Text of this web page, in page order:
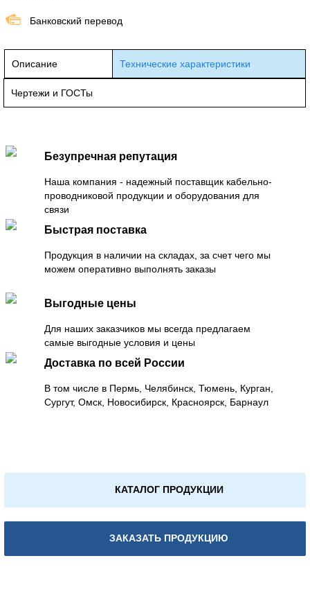
Банковский перевод
Описание Технические характеристики
Чертежи и ГОСТы
Безупречная репутация
Наша компания - надежный поставщик кабельно-
проводниковой продукции и оборудования для
связи
Быстрая поставка
Продукция в наличии на складах, за счет чего мы
можем оперативно выполнять заказы
Выгодные цены
Для наших заказчиков мы всегда предлагаем
самые выгодные условия и цены
Доставка по всей России
В том числе в Пермь, Челябинск, Тюмень, Курган,
Сургут, Омск, Новосибирск, Красноярск, Барнаул
КАТАЛОГ ПРОДУКЦИИ
ЗАКАЗАТЬ ПРОДУКЦИЮ